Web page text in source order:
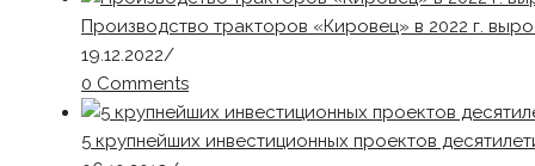
Производство тракторов «Кировец» в 2022 г.
19.12.2022/
0 Comments
5 крупнейших инвестиционных проектов